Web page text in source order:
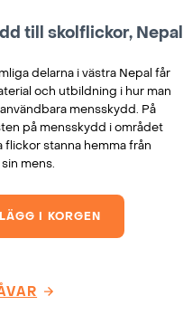
till skolflickor, Nepal
delarna i västra Nepal får
och utbildning i hur man
mensskydd. På
på mensskydd i området
flickor stanna hemma från
mens.
LÄGG I KORGEN